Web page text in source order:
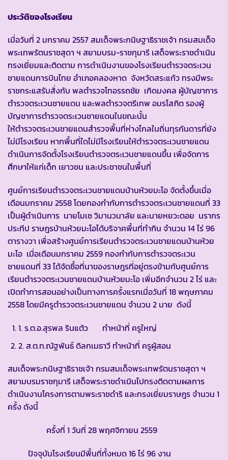
ประวัติของโรงเรียน
เมื่อวันที่ 2 มกราคม 2557 สมเด็จพระกนิษฐาธิราชเจ้า กรมสมเด็จ
พระเทพรัตนราชสุดา ฯ สยามบรม-ราชกุมารี เสด็จพระราชดำเนิน
ทรงเยี่ยมและติดตาม การดำเนินงานของโรงเรียนตำรวจตระเวน
ชายแดนการบินไทย อำเภอคลองหาด จังหวัดสระแก้ว ทรงมีพระ
ราชกระแสรับสั่งกับ พลตำรวจโทอรรถชัย เกิดมงคล ผู้บัญชาการ
ตำรวจตระเวนชายแดน และพลตำรวจตรีเทพ อมรโสภิต รองผู้
บัญชาการตำรวจตระเวนชายแดนในขณะนั้น
ให้ตำรวจตระเวนชายแดนสำรวจพื้นที่ห่างไกลในถิ่นทุรกันดารที่ยัง
ไม่มีโรงเรียน หากพื้นที่ใดไม่มีโรงเรียนให้ตำรวจตระเวนชายแดน
ดำเนินการจัดตั้งโรงเรียนตำรวจตระเวนชายแดนขึ้น เพื่อจัดการ
ศึกษาให้แก่เด็ก เยาวชน และประชาชนในพื้นที่
ศูนย์การเรียนตำรวจตระเวนชายแดนบ้านห้วยมะโอ จัดตั้งขึ้นเมื่อ
เดือนมกราคม 2558 โดยกองกำกับการตำรวจตระเวนชายแดนที่ 33
เป็นผู้ดำเนินการ นายโมเซ วิมานวนาลัย และนายหยวะดอย นรากร
ประทีป ราษฎรบ้านห้วยมะโอได้บริจาคพื้นที่ทำกิน จำนวน 14 ไร่ 96
ตารางวา เพื่อสร้างศูนย์การเรียนตำรวจตระเวนชายแดนบ้านห้วย
มะโอ เมื่อเดือนมกราคม 2559 กองกำกับการตำรวจตระเวน
ชายแดนที่ 33 ได้จัดซื้อที่นาของราษฎรที่อยู่ตรงข้ามกับศูนย์การ
เรียนตำรวจตระเวนชายแดนบ้านห้วยมะโอ เพิ่มอีกจำนวน 2 ไร่ และ
เปิดทำการสอนอย่างเป็นทางการครั้งแรกเมื่อวันที่ 18 พฤษภาคม
2558 โดยมีครูตำรวจตระเวนชายแดน จำนวน 2 นาย ดังนี้
1. ร.ต.อ.สุรพล รินแต้ว ทำหน้าที่ ครูใหญ่
2. ส.ต.ท.ณัฐพันธ์ ดิลกเมธาวี ทำหน้าที่ ครูผู้สอน
สมเด็จพระกนิษฐาธิราชเจ้า กรมสมเด็จพระเทพรัตนราชสุดา ฯ
สยามบรมราชกุมารี เสด็จพระราชดำเนินไปทรงติดตามผลการ
ดำเนินงานโครงการตามพระราชดำริ และทรงเยี่ยมราษฎร จำนวน 1
ครั้ง ดังนี้
ครั้งที่ 1 วันที่ 28 พฤศจิกายน 2559
ปัจจุบันโรงเรียนมีพื้นที่ทั้งหมด 16 ไร่ 96 งาน